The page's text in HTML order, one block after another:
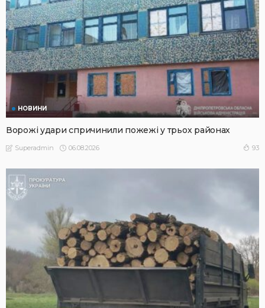
НОВИНИ
Ворожі удари спричинили пожежі у трьох районах
Superadmin 06.08.2026 93